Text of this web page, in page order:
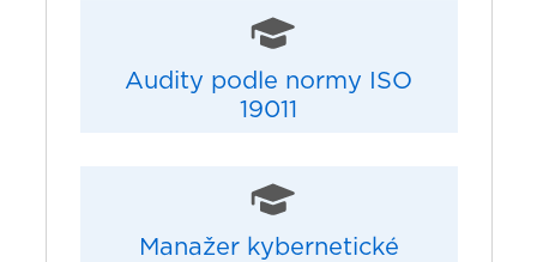
Audity podle normy ISO
19011
Manažer kybernetické